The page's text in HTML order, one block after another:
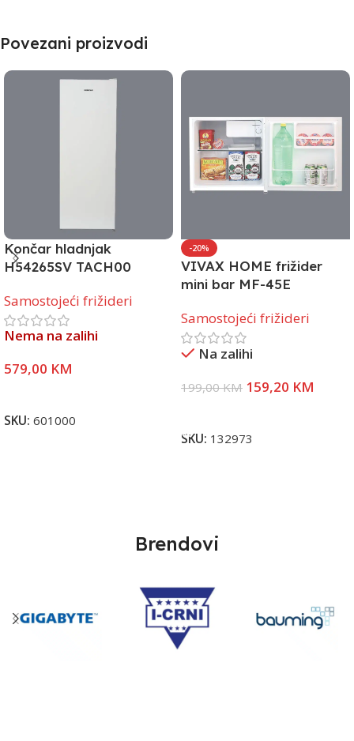
Povezani proizvodi
Končar hladnjak
H54265SV TACH00
Samostojeći frižideri
Nema na zalihi
579,00 KM
SKU: 601000
-20%
VIVAX HOME frižider
mini bar MF-45E
Samostojeći frižideri
Na zalihi
199,00KM 159,20 KM
SKU: 132973
Brendovi